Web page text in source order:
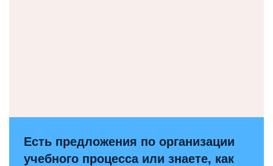
Есть предложения по организации
учебного процесса или знаете, как